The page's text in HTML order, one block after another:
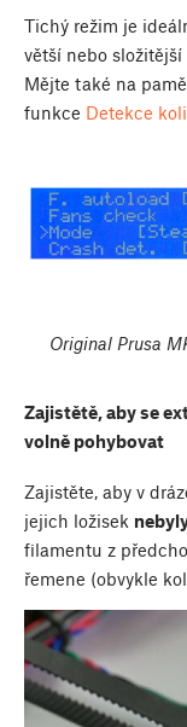
Tichý režim je
větší nebo
Mějte také na
funkce Detekce
Original Prusa
Zajistětě, aby se
volně pohybovat
Zajistěte, aby v
jejich ložisek
filamentu z
řemene (obvykle